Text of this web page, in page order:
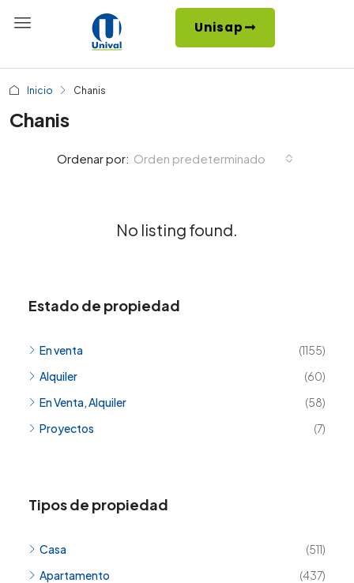
Unisap
Inicio Chanis
Chanis
Ordenar por: Orden predeterminado
No listing found.
Estado de propiedad
En venta
(1155)
Alquiler
(60)
En Venta, Alquiler
(58)
Proyectos
(7)
Tipos de propiedad
Casa
(511)
Apartamento
(437)